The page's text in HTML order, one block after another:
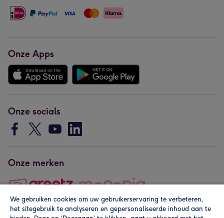
Onze Apps
Onze socials
Onze merken
Copyright © 2026 by Greetz
We gebruiken cookies om uw gebruikerservaring te verbeteren,
het sitegebruik te analyseren en gepersonaliseerde inhoud aan te